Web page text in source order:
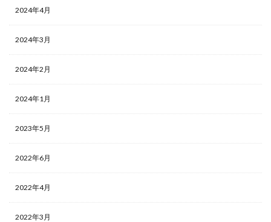
2024年4月
2024年3月
2024年2月
2024年1月
2023年5月
2022年6月
2022年4月
2022年3月